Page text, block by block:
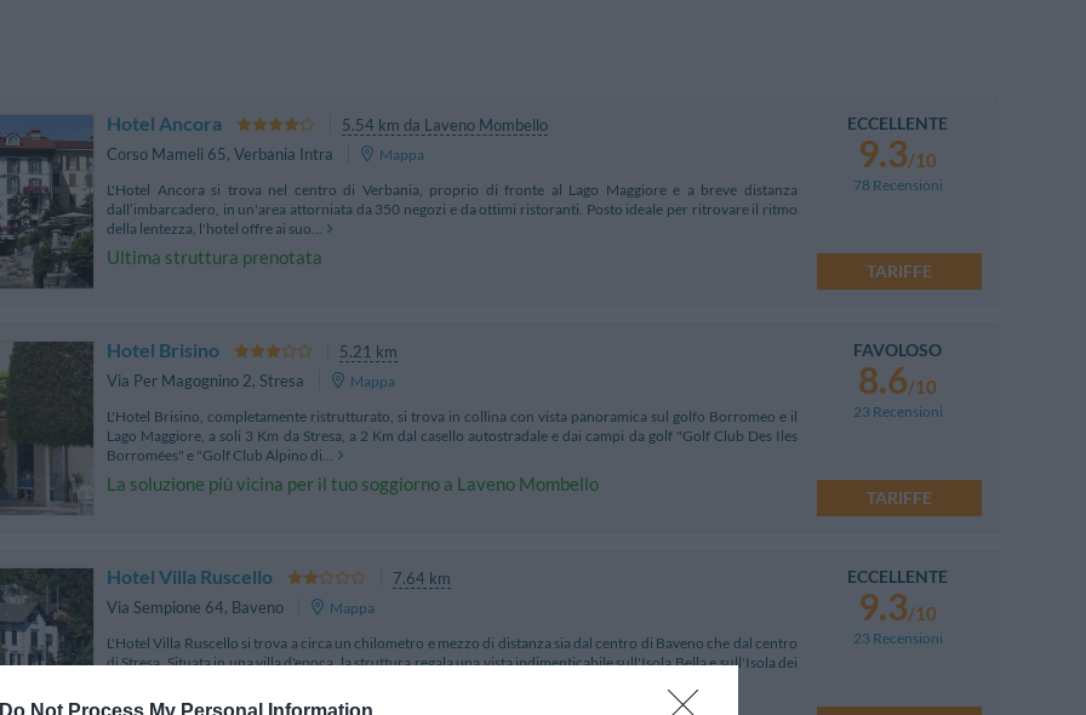
Do Not Process My Personal Information
Hotel Ancora
5.54 km da Laveno Mombello
Corso Mameli 65, Verbania Intra
Mappa
L'Hotel Ancora si trova nel centro di Verbania, proprio di fronte al Lago Maggiore e a breve distanza
dall’imbarcadero, in un'area attorniata da 350 negozi e da ottimi ristoranti. Posto ideale per ritrovare il ritmo
della lentezza, l'hotel offre ai suo...
Ultima struttura prenotata
ECCELLENTE
9.3/10
78 Recensioni
TARIFFE
Hotel Brisino
5.21 km
Via Per Magognino 2, Stresa
Mappa
L'Hotel Brisino, completamente ristrutturato, si trova in collina con vista panoramica sul golfo Borromeo e il
Lago Maggiore, a soli 3 Km da Stresa, a 2 Km dal casello autostradale e dai campi da golf "Golf Club Des Iles
Borromées" e "Golf Club Alpino di...
La soluzione più vicina per il tuo soggiorno a Laveno Mombello
FAVOLOSO
8.6/10
23 Recensioni
TARIFFE
Hotel Villa Ruscello
7.64 km
Via Sempione 64, Baveno
Mappa
L'Hotel Villa Ruscello si trova a circa un chilometro e mezzo di distanza sia dal centro di Baveno che dal centro
di Stresa. Situata in una villa d'epoca, la struttura regala una vista indimenticabile sull'Isola Bella e sull'Isola dei
ECCELLENTE
9.3/10
23 Recensioni